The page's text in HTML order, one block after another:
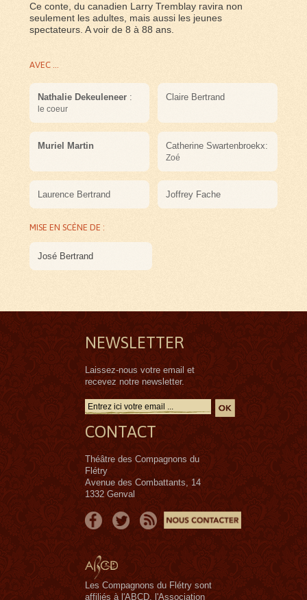
Ce conte, du canadien Larry Tremblay ravira non
seulement les adultes, mais aussi les jeunes
spectateurs. A voir de 8 à 88 ans.
AVEC ...
Nathalie Dekeuleneer:
le coeur
Claire Bertrand
Muriel Martin Catherine Swartenbroekx:
Zoé
Laurence Bertrand Joffrey Fache
MISE EN SCÈNE DE :
José Bertrand
NEWSLETTER
Laissez-nous votre email et
recevez notre newsletter.
CONTACT
Théâtre des Compagnons du
Flétry
Avenue des Combattants, 14
1332 Genval
Les Compagnons du Flétry sont
affiliés à l'ABCD, l'Association